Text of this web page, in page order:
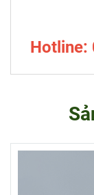
Hotline: